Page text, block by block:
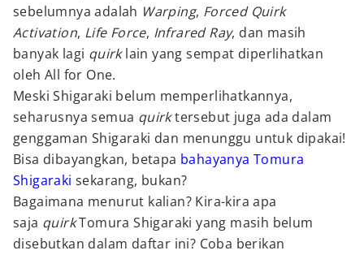
sebelumnya adalah Warping, Forced Quirk
Activation, Life Force, Infrared Ray, dan masih
banyak lagi quirklain yang sempat diperlihatkan
oleh All for One.
Meski Shigaraki belum memperlihatkannya,
seharusnya semua quirktersebut juga ada dalam
genggaman Shigaraki dan menunggu untuk dipakai!
Bisa dibayangkan, betapa bahayanya Tomura
Shigaraki sekarang, bukan?
Bagaimana menurut kalian? Kira-kira apa
saja quirkTomura Shigaraki yang masih belum
disebutkan dalam daftar ini? Coba berikan